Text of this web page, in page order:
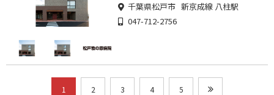
千葉県松戸市 新京成線 八柱駅
047-712-2756
1 2 3 4 5